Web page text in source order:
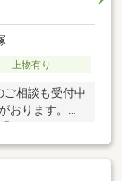
上物有り
ご相談も受付中
おります。
事情や不安を
をご提案させ
方は是非ご相